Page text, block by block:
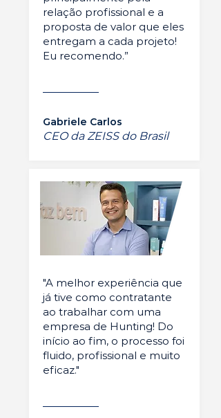
relação profissional e a
proposta de valor que eles
entregam a cada projeto!
Eu recomendo.”
Gabriele Carlos
CEO da ZEISS do Brasil
"A melhor experiência que
já tive como contratante
ao trabalhar com uma
empresa de Hunting! Do
início ao fim, o processo foi
fluido, profissional e muito
eficaz."